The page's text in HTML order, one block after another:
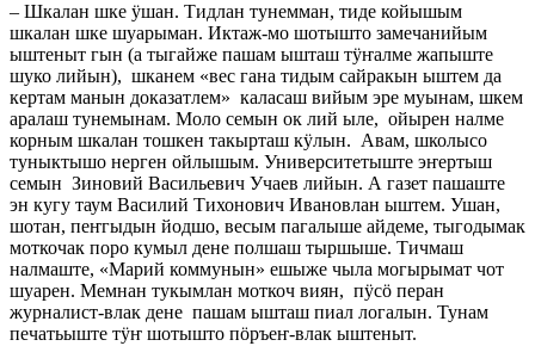
– Шкалан шке ӱшан. Тидлан тунемман, тиде койышым
шкалан шке шуарыман. Иктаж-мо шотышто замечанийым
ыштеныт гын (а тыгайже пашам ышташ тӱҥалме жапыште
шуко лийын), шканем «вес гана тидым сайракын ыштем да
кертам манын доказатлем» каласаш вийым эре муынам, шкем
аралаш тунемынам. Моло семын ок лий ыле, ойырен налме
корным шкалан тошкен такырташ кӱлын. Авам, школысо
туныктышо нерген ойлышым. Университетыште эҥертыш
семын Зиновий Васильевич Учаев лийын. А газет пашаште
эн кугу таум Василий Тихонович Ивановлан ыштем. Ушан,
шотан, пеҥгыдын йодшо, весым пагалыше айдеме, тыгодымак
моткочак поро кумыл дене полшаш тыршыше. Тичмаш
налмаште, «Марий коммунын» ешыже чыла могырымат чот
шуарен. Мемнан тукымлан моткоч виян, пӱсӧ перан
журналист-влак дене пашам ышташ пиал логалын. Тунам
печатьыште тӱҥ шотышто пӧръеҥ-влак ыштеныт.